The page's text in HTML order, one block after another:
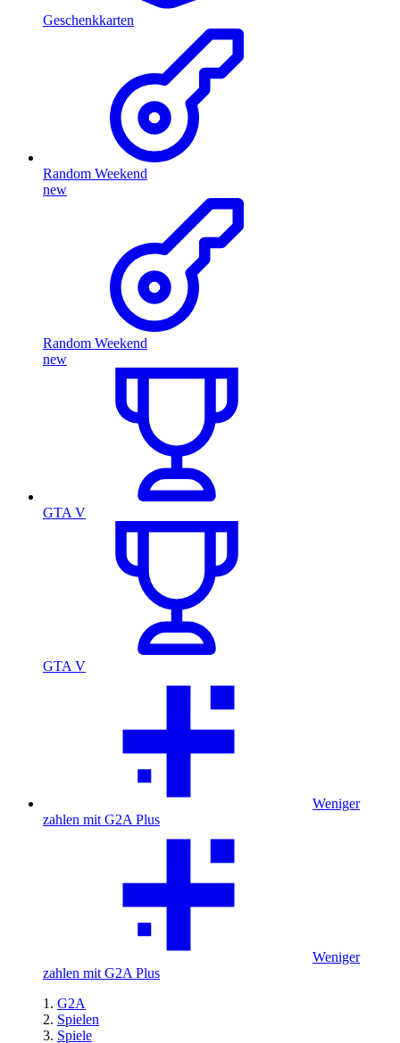
Geschenkkarten
Random Weekend
new
Random Weekend
new
GTA V
GTA V
Weniger
zahlen mit G2A Plus
Weniger
zahlen mit G2A Plus
G2A
Spielen
Spiele